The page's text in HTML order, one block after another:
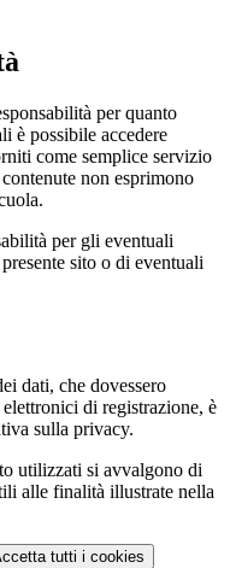
per quanto
è possibile accedere
come semplice servizio
non esprimono
per gli eventuali
sito o di eventuali
dati, che dovessero
di registrazione, è
sulla privacy.
utilizzati si avvalgono di
alle finalità illustrate nella
tutti i cookies